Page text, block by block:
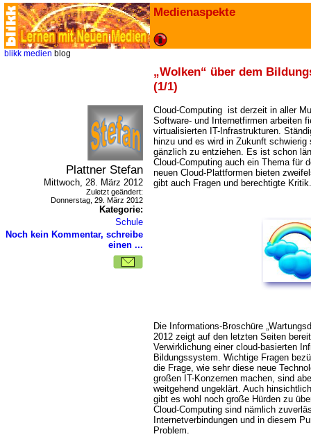
Medienaspekte
blikk medien blog
Wolken“ über dem
(1/1)
Plattner Stefan
Mittwoch, 28. März 2012
Zuletzt geändert:
Donnerstag, 29. März 2012
Kategorie:
Schule
Noch kein Kommentar, schreibe
einen ...
Cloud-Computing ist derzeit in aller
Software- und Internetfirmen arbeiten
virtualisierten IT-Infrastrukturen.
hinzu und es wird in Zukunft schwierig
gänzlich zu entziehen. Es ist schon
Cloud-Computing auch ein Thema für
neuen Cloud-Plattformen bieten
gibt auch Fragen und berechtigte Kritik.
Die Informations-Broschüre
2012 zeigt auf den letzten Seiten
Verwirklichung einer cloud-basierten
Bildungssystem. Wichtige Fragen
die Frage, wie sehr diese neue
großen IT-Konzernen machen, sind
weitgehend ungeklärt. Auch
gibt es wohl noch große Hürden zu
Cloud-Computing sind nämlich
Internetverbindungen und in diesem
Problem.